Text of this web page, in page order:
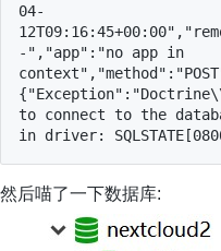
04-
-","app":"no app in
to connect to the
in driver:
然后喵了一下数据库: